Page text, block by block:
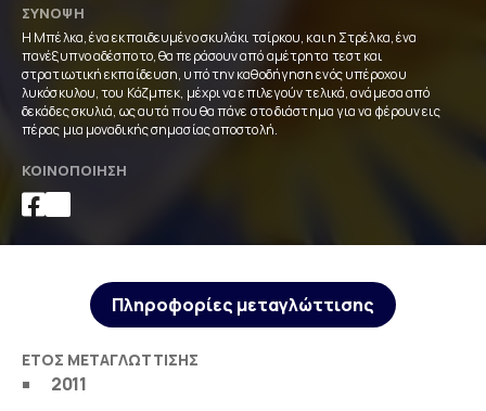
ΣΎΝΟΨΗ
Η Μπέλκα, ένα εκπαιδευμένο σκυλάκι τσίρκου, και η Στρέλκα, ένα
πανέξυπνο αδέσποτο, θα περάσουν από αμέτρητα τεστ και
στρατιωτική εκπαίδευση, υπό την καθοδήγηση ενός υπέροχου
λυκόσκυλου, του Κάζμπεκ, μέχρι να επιλεγούν τελικά, ανάμεσα από
δεκάδες σκυλιά, ως αυτά που θα πάνε στο διάστημα για να φέρουν εις
πέρας μια μοναδικής σημασίας αποστολή.
ΚΟΙΝΟΠΟΊΗΣΗ
Πληροφορίες μεταγλώττισης
ΈΤΟΣ ΜΕΤΑΓΛΏΤΤΙΣΗΣ
2011